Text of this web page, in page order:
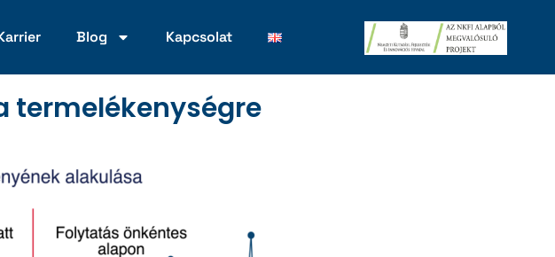
Blog Kapcsolat
termelékenységre